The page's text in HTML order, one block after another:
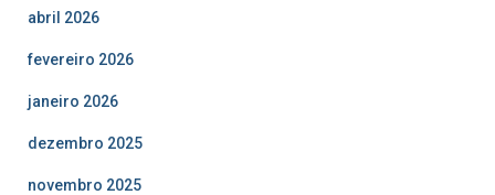
abril 2026
fevereiro 2026
janeiro 2026
dezembro 2025
novembro 2025